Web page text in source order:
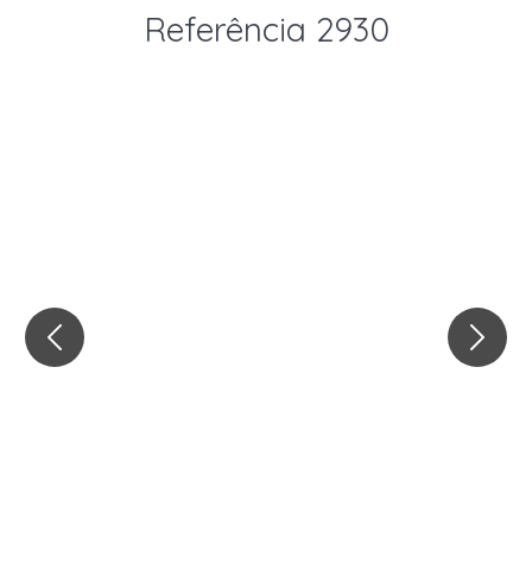
Referência 2930